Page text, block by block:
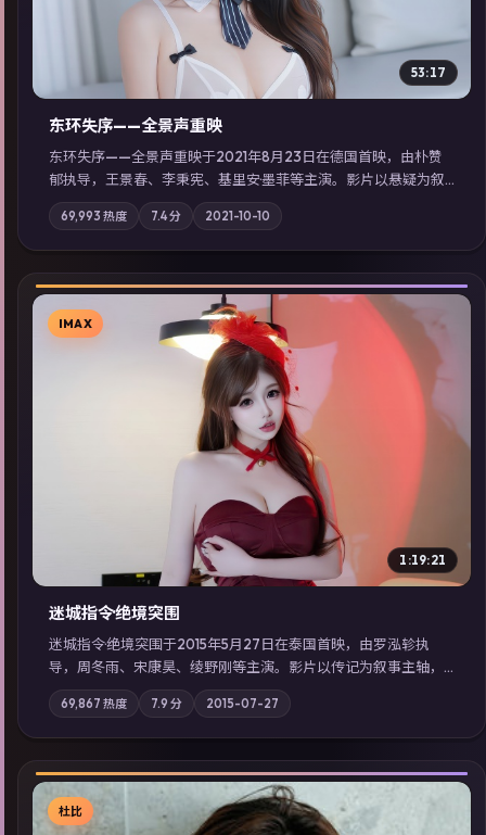
53:17
东环失序——全景声重映
东环失序——全景声重映于2021年8月23日在德国首映，由朴赞
郁执导，王景春、李秉宪、基里安·墨菲等主演。影片以悬疑为叙
事主轴，科技与人性的边界在实验事故后逐渐模糊；摄影与配乐
强化地域气质；站内亦可通过「国产免费观看高清电视剧在线
看」延展检索同类型高分佳作，畅享高清在线追剧体验。
69,993 热度 7.4分 2021-10-10
▶
IMAX
1:19:21
迷城指令·绝境突围
迷城指令·绝境突围于2015年5月27日在泰国首映，由罗泓轸执
导，周冬雨、宋康昊、绫野刚等主演。影片以传记为叙事主轴，
记忆碎片重组后，主角发现自己从未活过“真实”的一天；摄影与
配乐强化地域气质；站内亦可通过「国产免费观看高清电视剧在
线看」延展检索同类型高分佳作，畅享高清在线追剧体验。
69,867 热度 7.9 分 2015-07-27
杜比